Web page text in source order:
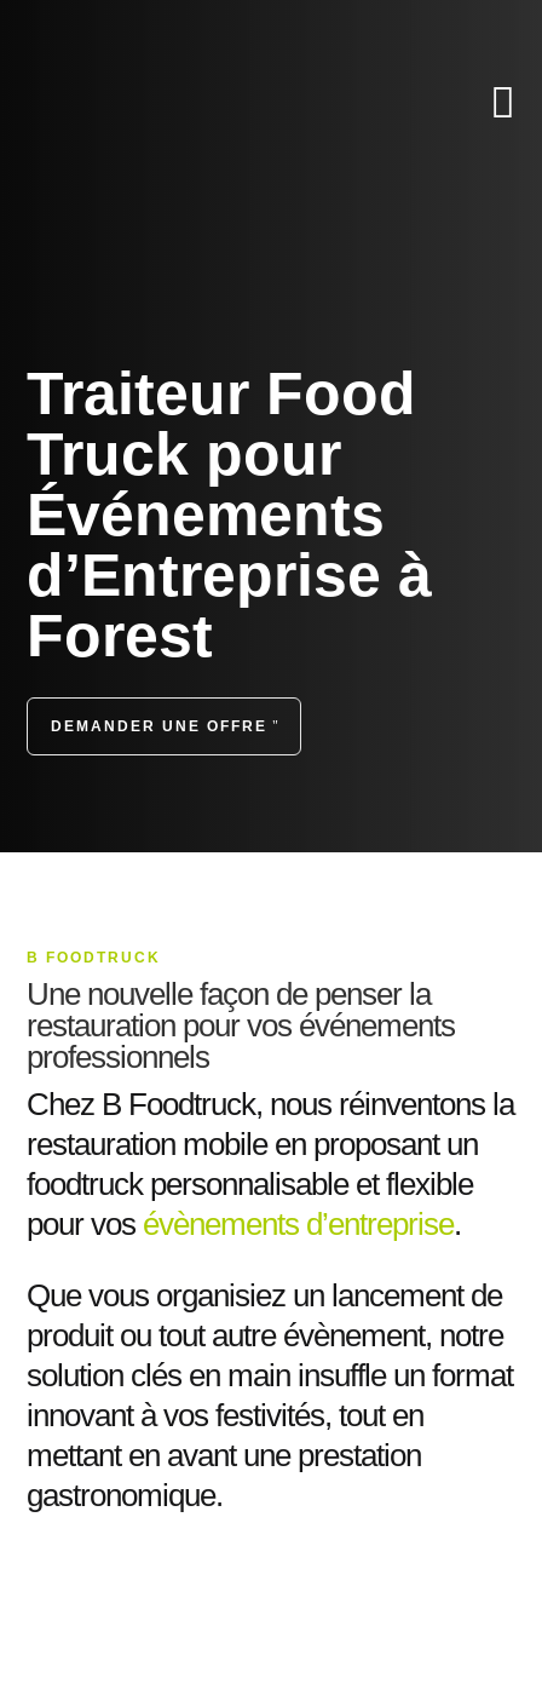

Traiteur Food
Truck pour
Événements
d’Entreprise à
Forest
DEMANDER UNE OFFRE
B FOODTRUCK
Une nouvelle façon de penser la
restauration pour vos événements
professionnels
Chez B Foodtruck, nous réinventons la
restauration mobile en proposant un
foodtruck personnalisable et flexible
pour vos évènements d’entreprise.
Que vous organisiez un lancement de
produit ou tout autre évènement, notre
solution clés en main insuffle un format
innovant à vos festivités, tout en
mettant en avant une prestation
gastronomique.